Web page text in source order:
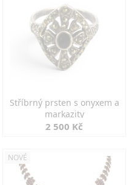
Stříbrný prsten s onyxem a
markazity
2 500 Kč
NOVÉ